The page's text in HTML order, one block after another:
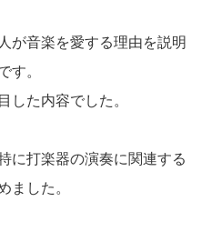
が音楽を愛する理由を説明
す。
した内容でした。
に打楽器の演奏に関連する
ました。